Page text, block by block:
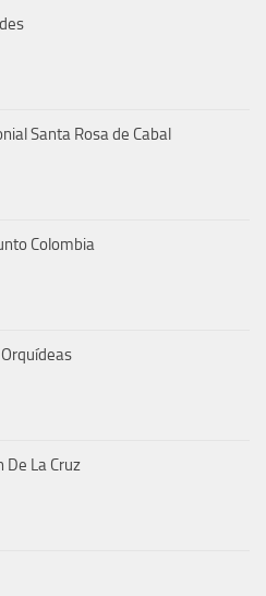
Santa Rosa de Cabal
Colombia
De La Cruz